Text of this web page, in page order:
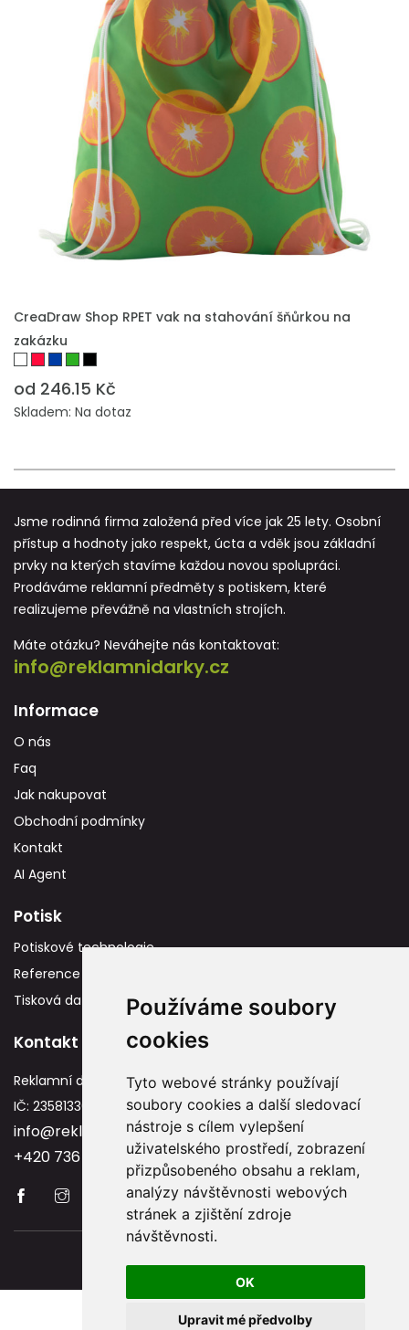
Používáme soubory
cookies
Tyto webové stránky používají
soubory cookies a další sledovací
nástroje s cílem vylepšení
uživatelského prostředí, zobrazení
přizpůsobeného obsahu a reklam,
analýzy návštěvnosti webových
stránek a zjištění zdroje
návštěvnosti.
OK
Upravit mé předvolby
PŘIDAT DO POPTÁVKY
CreaDraw Shop RPET vak na stahování šňůrkou na
zakázku
od 246.15 Kč
Skladem: Na dotaz
Jsme rodinná firma založená před více jak 25 lety. Osobní
přístup a hodnoty jako respekt, úcta a vděk jsou základní
prvky na kterých stavíme každou novou spolupráci.
Prodáváme reklamní předměty s potiskem, které
realizujeme převážně na vlastních strojích.
Máte otázku? Neváhejte nás kontaktovat:
info@reklamnidarky.cz
Informace
O nás
Faq
Jak nakupovat
Obchodní podmínky
Kontakt
AI Agent
Potisk
Potiskové technologie
Reference
Tisková data
Kontakt
Reklamní dárky
IČ: 23581336
info@reklamnidarky.cz
+420 736 787 715